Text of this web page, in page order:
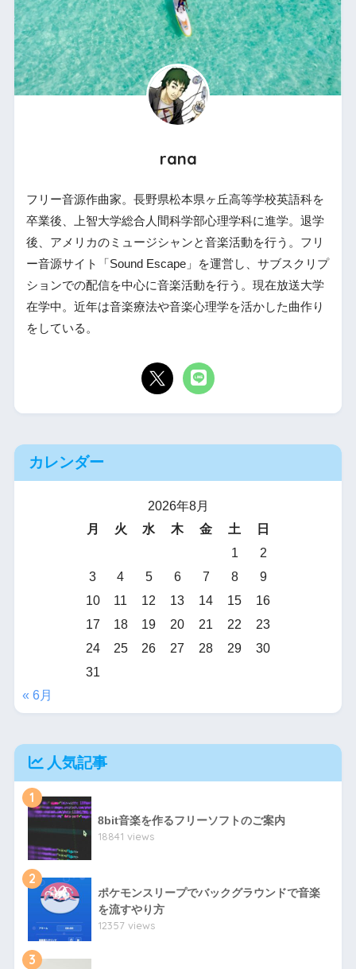
rana
フリー音源作曲家。長野県松本県ヶ丘高等学校英語科を
卒業後、上智大学総合人間科学部心理学科に進学。退学
後、アメリカのミュージシャンと音楽活動を行う。フリ
ー音源サイト「Sound Escape」を運営し、サブスクリプ
ションでの配信を中心に音楽活動を行う。現在放送大学
在学中。近年は音楽療法や音楽心理学を活かした曲作り
をしている。
カレンダー
2026年8月
月
火 水 木 金 土
日
1
2
3
4 5 6 7 8
9
10
11 12 13 14 15
16
17
18 19 20 21 22
23
24
25 26 27 28 29
30
31
« 6月
人気記事
1
8bit音楽を作るフリーソフトのご案内
18841 views
2
ポケモンスリープでバックグラウンドで音楽
を流すやり方
12357 views
3